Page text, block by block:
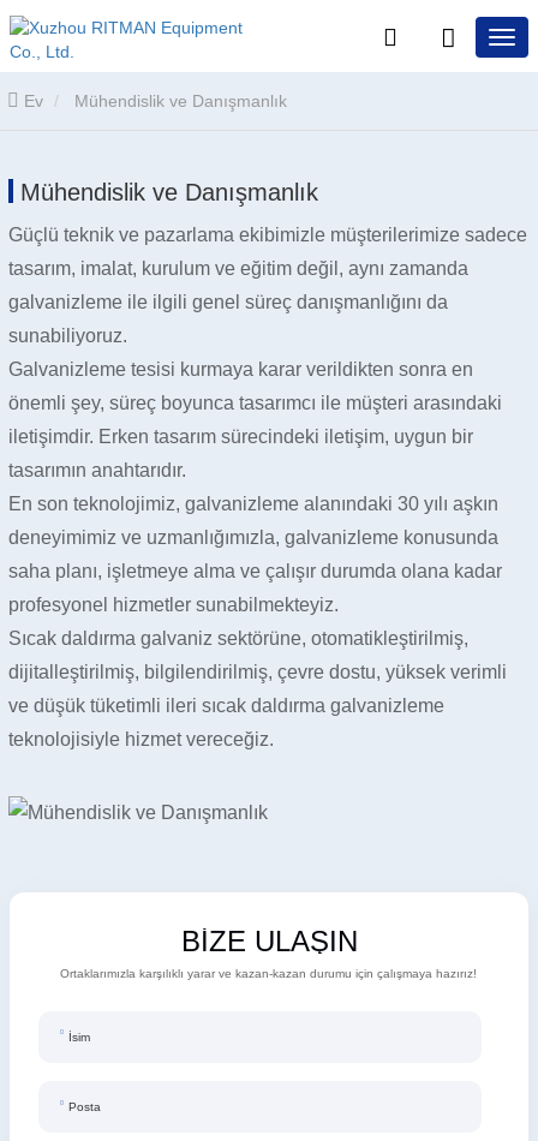
Ev Mühendislik ve Danışmanlık
Mühendislik ve Danışmanlık
Güçlü teknik ve pazarlama ekibimizle müşterilerimize sadece
tasarım, imalat, kurulum ve eğitim değil, aynı zamanda
galvanizleme ile ilgili genel süreç danışmanlığını da
sunabiliyoruz.
Galvanizleme tesisi kurmaya karar verildikten sonra en
önemli şey, süreç boyunca tasarımcı ile müşteri arasındaki
iletişimdir. Erken tasarım sürecindeki iletişim, uygun bir
tasarımın anahtarıdır.
En son teknolojimiz, galvanizleme alanındaki 30 yılı aşkın
deneyimimiz ve uzmanlığımızla, galvanizleme konusunda
saha planı, işletmeye alma ve çalışır durumda olana kadar
profesyonel hizmetler sunabilmekteyiz.
Sıcak daldırma galvaniz sektörüne, otomatikleştirilmiş,
dijitalleştirilmiş, bilgilendirilmiş, çevre dostu, yüksek verimli
ve düşük tüketimli ileri sıcak daldırma galvanizleme
teknolojisiyle hizmet vereceğiz.
BİZE ULAŞIN
Ortaklarımızla karşılıklı yarar ve kazan-kazan durumu için çalışmaya hazırız!
İsim
Posta